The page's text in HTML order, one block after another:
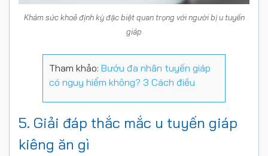
Khám sức khoẻ định kỳ đặc biệt quan trọng với người bị u tuyến
giáp
Tham khảo: Bướu đa nhân tuyến giáp
có nguy hiểm không? 3 Cách điều
5. Giải đáp thắc mắc u tuyến giáp
kiêng ăn gì